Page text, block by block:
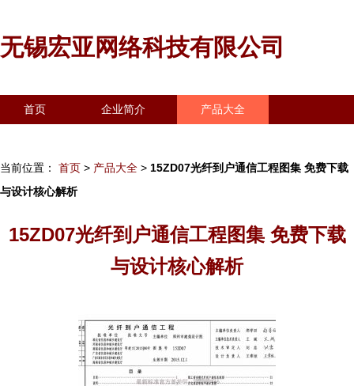
无锡宏亚网络科技有限公司
首页 企业简介 产品大全
当前位置： 首页 > 产品大全 > 15ZD07光纤到户通信工程图集 免费下载
与设计核心解析
15ZD07光纤到户通信工程图集 免费下载
与设计核心解析